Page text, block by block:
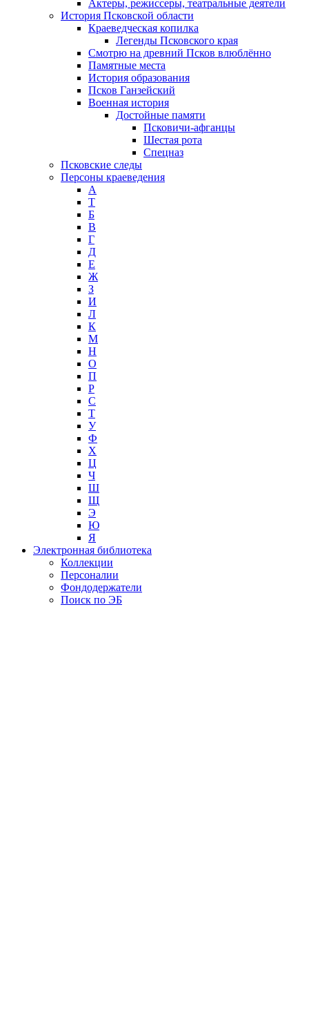
Актеры, режиссеры, театральные деятели
История Псковской области
Краеведческая копилка
Легенды Псковского края
Смотрю на древний Псков влюблённо
Памятные места
История образования
Псков Ганзейский
Военная история
Достойные памяти
Псковичи-афганцы
Шестая рота
Спецназ
Псковские следы
Персоны краеведения
А
T
Б
В
Г
Д
Е
Ж
З
И
Л
К
М
Н
О
П
Р
С
Т
У
Ф
Х
Ц
Ч
Ш
Щ
Э
Ю
Я
Электронная библиотека
Коллекции
Персоналии
Фондодержатели
Поиск по ЭБ